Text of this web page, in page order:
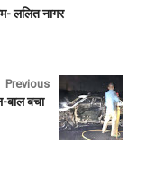
ललित नागर
Previous
बाल बचा